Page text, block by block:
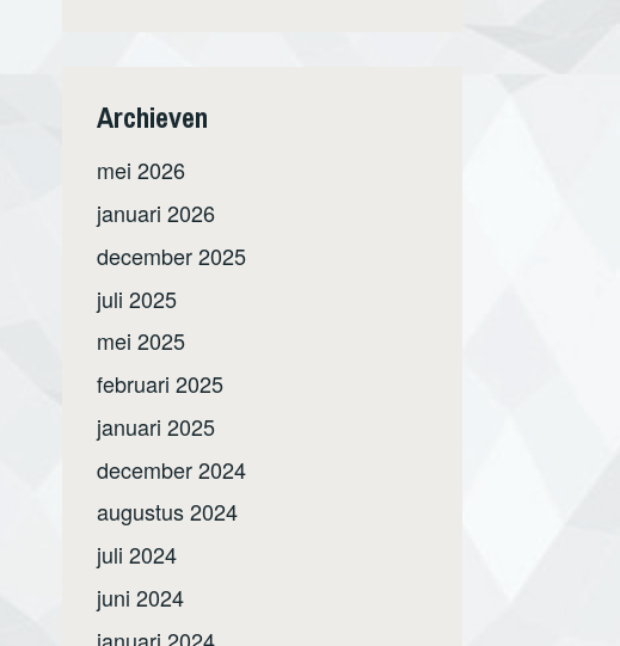
Archieven
mei 2026
januari 2026
december 2025
juli 2025
mei 2025
februari 2025
januari 2025
december 2024
augustus 2024
juli 2024
juni 2024